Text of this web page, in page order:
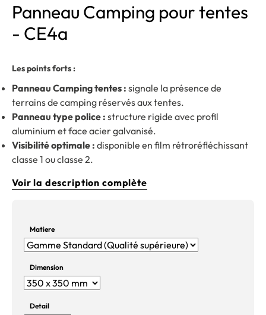
Panneau Camping pour tentes
- CE4a
Les points forts :
Panneau Camping tentes : signale la présence de
terrains de camping réservés aux tentes.
Panneau type police : structure rigide avec profil
aluminium et face acier galvanisé.
Visibilité optimale : disponible en film rétroréfléchissant
classe 1 ou classe 2.
Voir la description complète
Matiere
Dimension
Detail